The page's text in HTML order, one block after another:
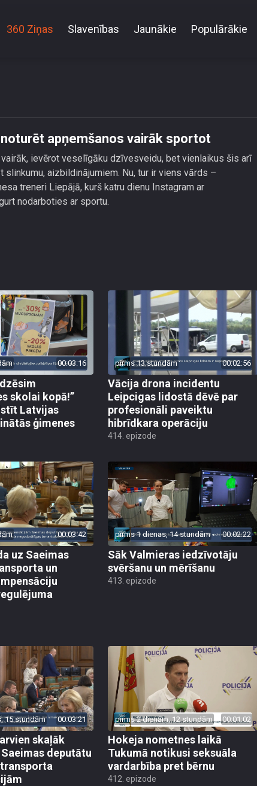
360 Ziņas Slavenības Jaunākie Populārākie
apņemšanos vairāk sportot
ievērot veselīgāku dzīvesveidu, bet vienlaikus šis arī
aizbildinājumiem. Nu, tur ir viens vārds –
treneri Liepājā, kurš katru dienu Instagram ar
nodarboties ar sportu.
00:03:16
skolai kopā!”
Latvijas
ģimenes
pirms 13 stundām 00:02:56
Vācija drona incidentu
Leipcigas lidostā dēvē par
profesionāli paveiktu
hibrīdkara operāciju
414. epizode
00:03:42
uz Saeimas
un
pirms 1 dienas, 14 stundām 00:02:22
Sāk Valmieras iedzīvotāju
svēršanu un mērīšanu
413. epizode
15 stundām 00:03:21
skaļāk
deputātu
pirms 2 dienām, 12 stundām 00:01:02
Hokeja nometnes laikā
Tukumā notikusi seksuāla
vardarbība pret bērnu
412. epizode